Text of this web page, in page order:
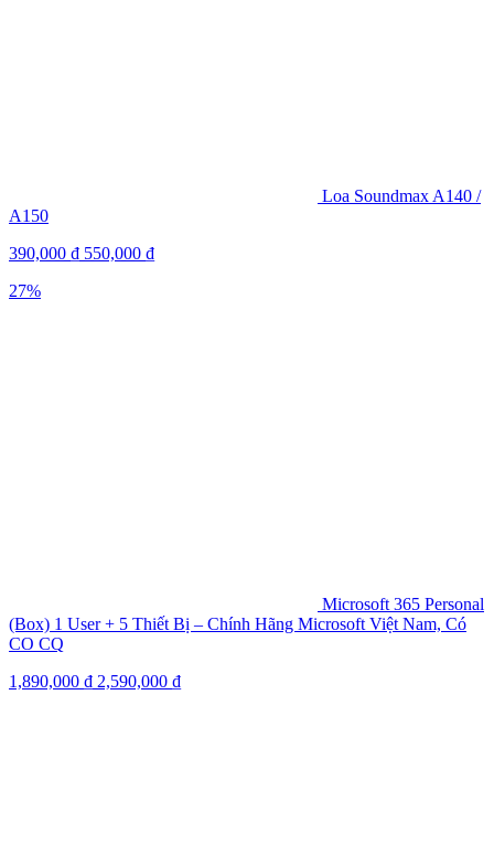
Loa Soundmax A140 /
A150
390,000 ₫ 550,000 ₫
27%
Microsoft 365 Personal
(Box) 1 User + 5 Thiết Bị – Chính Hãng Microsoft Việt Nam, Có
CO CQ
1,890,000 ₫ 2,590,000 ₫